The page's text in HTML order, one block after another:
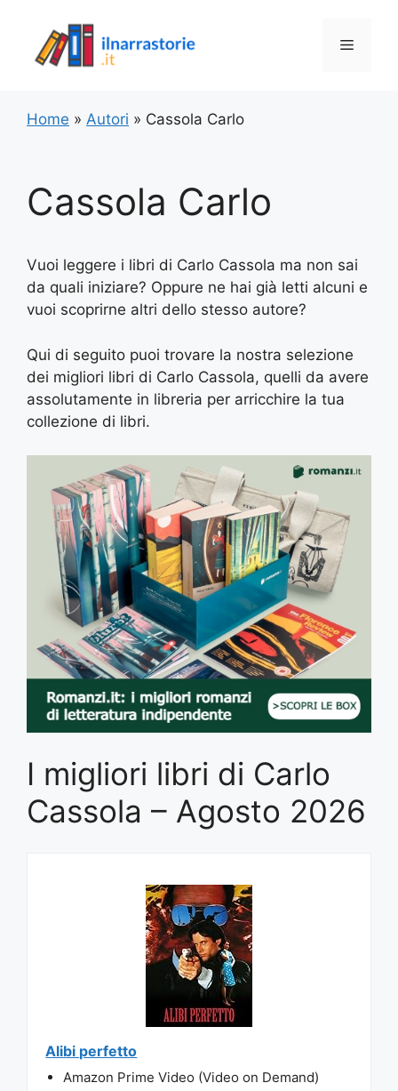
contenuto
Menu
Home » Autori » Cassola Carlo
Cassola Carlo
Vuoi leggere i libri di Carlo Cassola ma non sai
da quali iniziare? Oppure ne hai già letti alcuni e
vuoi scoprirne altri dello stesso autore?
Qui di seguito puoi trovare la nostra selezione
dei migliori libri di Carlo Cassola, quelli da avere
assolutamente in libreria per arricchire la tua
collezione di libri.
I migliori libri di Carlo
Cassola – Agosto 2026
Alibi perfetto
Amazon Prime Video (Video on Demand)